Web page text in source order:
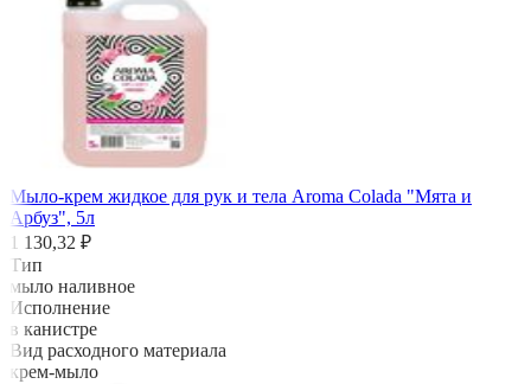
Мыло-крем жидкое для рук и тела Aroma Colada "Мята и
Арбуз", 5л
1 130,32 ₽
Тип
мыло наливное
Исполнение
в канистре
Вид расходного материала
крем-мыло